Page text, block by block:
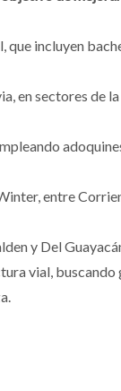
incluyen
en sectores de
entre
y Del
vial,